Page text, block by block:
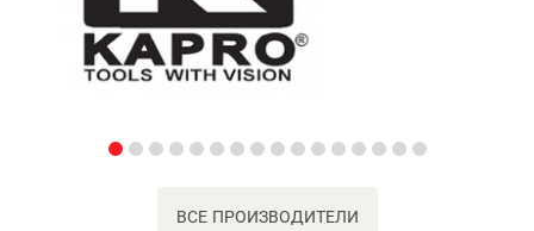
ВСЕ ПРОИЗВОДИТЕЛИ